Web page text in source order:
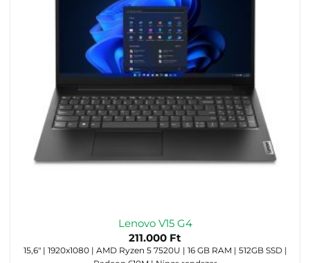
Lenovo V15 G4
211.000 Ft
15,6" | 1920x1080 | AMD Ryzen 5 7520U | 16 GB RAM | 512GB SSD |